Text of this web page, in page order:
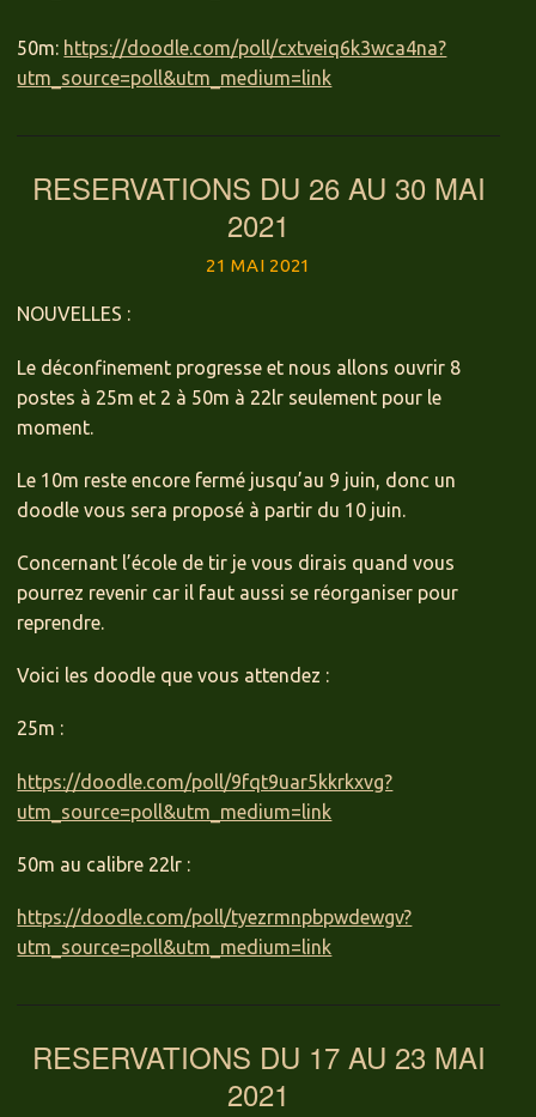
50m: https://doodle.com/poll/cxtveiq6k3wca4na?
utm_source=poll&utm_medium=link
RESERVATIONS DU 26 AU 30 MAI
2021
21 MAI 2021
NOUVELLES :
Le déconfinement progresse et nous allons ouvrir 8
postes à 25m et 2 à 50m à 22lr seulement pour le
moment.
Le 10m reste encore fermé jusqu’au 9 juin, donc un
doodle vous sera proposé à partir du 10 juin.
Concernant l’école de tir je vous dirais quand vous
pourrez revenir car il faut aussi se réorganiser pour
reprendre.
Voici les doodle que vous attendez :
25m :
https://doodle.com/poll/9fqt9uar5kkrkxvg?
utm_source=poll&utm_medium=link
50m au calibre 22lr :
https://doodle.com/poll/tyezrmnpbpwdewgv?
utm_source=poll&utm_medium=link
RESERVATIONS DU 17 AU 23 MAI
2021